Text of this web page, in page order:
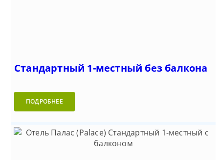
Стандартный 1-местный без балкона
ПОДРОБНЕЕ